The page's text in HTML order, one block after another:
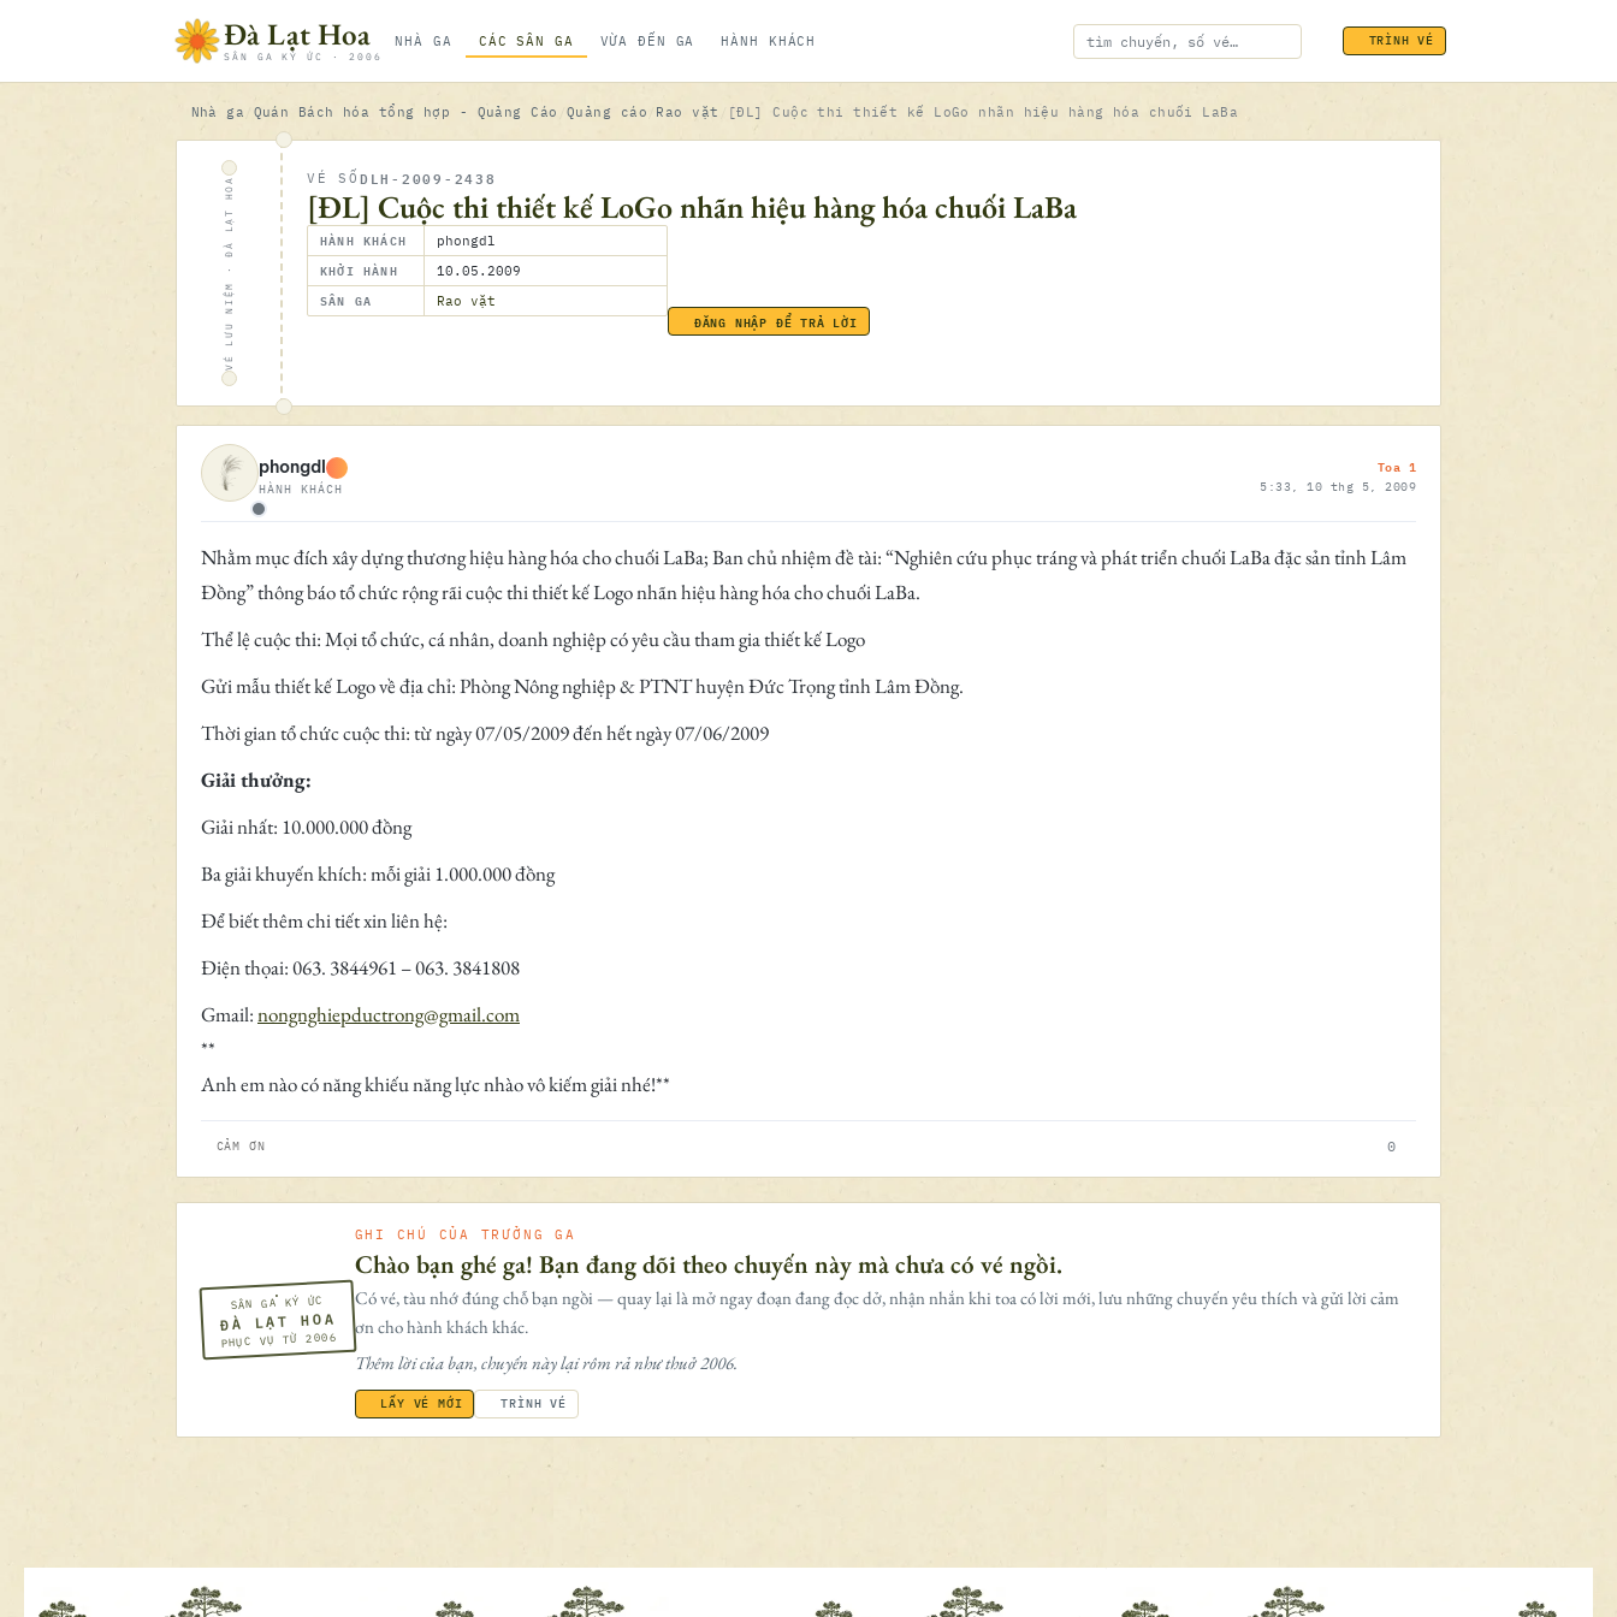
Đà Lạt Hoa
SÂN GA KÝ ỨC · 2006
NHÀ GA CÁC SÂN GA VỪA ĐẾN GA HÀNH KHÁCH TRÌNH VÉ
Nhà ga Quán Bách hóa tổng hợp - Quảng Cáo Quảng cáo Rao vặt [ĐL] Cuộc thi thiết kế LoGo nhãn hiệu hàng hóa chuối LaBa
VÉ LƯU NIỆM · ĐÀ LẠT HOA
10.05.2009
VÉ SỐ DLH-2009-2438
[ĐL] Cuộc thi thiết kế LoGo nhãn hiệu hàng hóa chuối LaBa
HÀNH KHÁCH phongdl
KHỞI HÀNH 10.05.2009
SÂN GA Rao vặt
ĐĂNG NHẬP ĐỂ TRẢ LỜI
Ngoại tuyến
phongdl
HÀNH KHÁCH
Toa 1
5:33, 10 thg 5, 2009
Nhằm mục đích xây dựng thương hiệu hàng hóa cho chuối LaBa; Ban chủ nhiệm đề tài: “Nghiên cứu phục tráng và phát triển chuối LaBa đặc sản tỉnh Lâm
Đồng” thông báo tổ chức rộng rãi cuộc thi thiết kế Logo nhãn hiệu hàng hóa cho chuối LaBa.
Thể lệ cuộc thi: Mọi tổ chức, cá nhân, doanh nghiệp có yêu cầu tham gia thiết kế Logo
Gửi mẫu thiết kế Logo về địa chỉ: Phòng Nông nghiệp & PTNT huyện Đức Trọng tỉnh Lâm Đồng.
Thời gian tổ chức cuộc thi: từ ngày 07/05/2009 đến hết ngày 07/06/2009
Giải thưởng:
Giải nhất: 10.000.000 đồng
Ba giải khuyến khích: mỗi giải 1.000.000 đồng
Để biết thêm chi tiết xin liên hệ:
Điện thọai: 063. 3844961 – 063. 3841808
Gmail:nongnghiepductrong@gmail.com
**
Anh em nào có năng khiếu năng lực nhào vô kiếm giải nhé!**
CẢM ƠN 0
SÂN GA KÝ ỨC
ĐÀ LẠT HOA
PHỤC VỤ TỪ 2006
GHI CHÚ CỦA TRƯỞNG GA
Chào bạn ghé ga! Bạn đang dõi theo chuyến này mà chưa có vé ngồi.
Có vé, tàu nhớ đúng chỗ bạn ngồi — quay lại là mở ngay đoạn đang đọc dở, nhận nhắn khi toa có lời mới, lưu những chuyến yêu thích và gửi lời cảm
ơn cho hành khách khác.
Thêm lời của bạn, chuyến này lại rôm rả như thuở 2006.
LẤY VÉ MỚI TRÌNH VÉ